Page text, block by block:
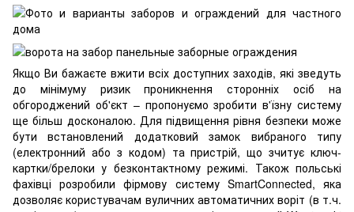
Якщо Ви бажаєте вжити всіх доступних заходів, які зведуть
до мінімуму ризик проникнення сторонніх осіб на
обгороджений об'єкт – пропонуємо зробити в'їзну систему
ще більш досконалою. Для підвищення рівня безпеки може
бути встановлений додатковий замок вибраного типу
(електронний або з кодом) та пристрій, що зчитує ключ-
картки/брелоки у безконтактному режимі. Також польські
фахівці розробили фірмову систему SmartConnected, яка
дозволяє користувачам вуличних автоматичних воріт (в т.ч.